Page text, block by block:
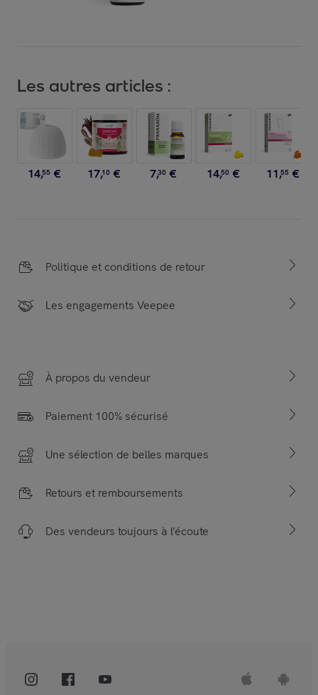
Les autres articles :
14,55 € 17,10 € 7,30 € 14,50 € 11,55 €
Politique et conditions de retour
Les engagements Veepee
À propos du vendeur
Paiement 100% sécurisé
Une sélection de belles marques
Retours et remboursements
Des vendeurs toujours à l’écoute